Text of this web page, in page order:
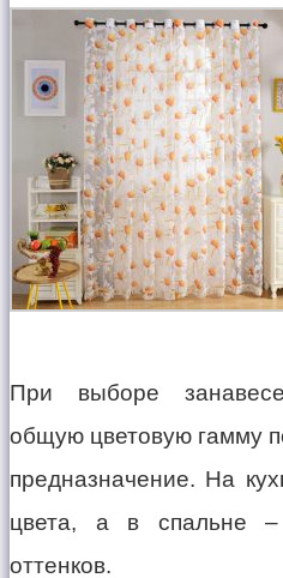
При выборе
общую цветовую гамму
предназначение. На
цвета, а в спальне –
оттенков.